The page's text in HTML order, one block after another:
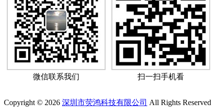
微信联系我们 扫一扫手机看
Copyright © 2026 深圳市荧鸿科技有限公司 All Rights Reserved